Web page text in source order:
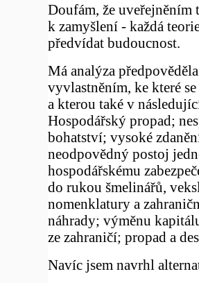
Doufám, že uveřejněním
k zamyšlení - každá
předvídat budoucnost.
Má analýza
vyvlastněním, ke které
a kterou také v
Hospodářský propad;
bohatství; vysoké
neodpovědný postoj
hospodářskému
do rukou šmelinářů,
nomenklatury a
náhrady; výměnu
ze zahraničí; propad a
Navíc jsem navrhl